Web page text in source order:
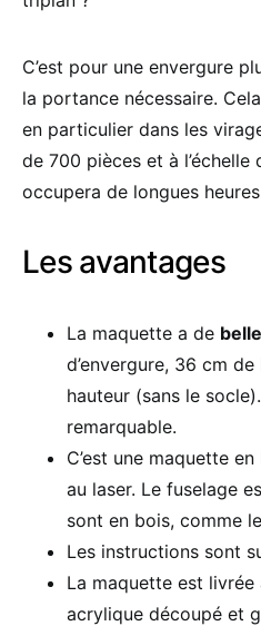
C’est pour une envergure
la portance nécessaire.
en particulier dans les
de 700 pièces et à l’échelle
occupera de longues
Les avantages
La maquette a de
d’envergure, 36 cm
hauteur (sans le
remarquable.
C’est une maquette
au laser. Le fuselage
sont en bois, comme
Les instructions sont
La maquette est
acrylique découpé et